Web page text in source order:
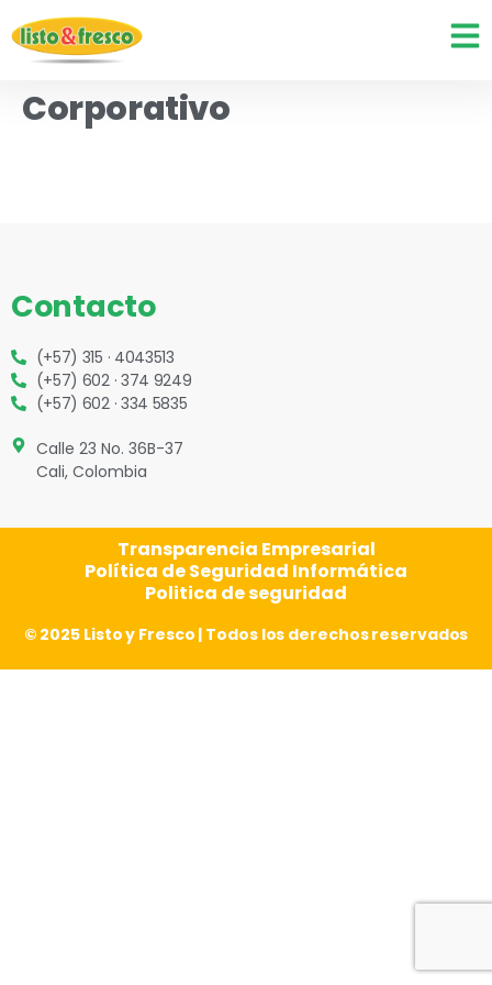
Corporativo
Contacto
(+57) 315 · 4043513
(+57) 602 · 374 9249
(+57) 602 · 334 5835
Calle 23 No. 36B-37
Cali, Colombia
Transparencia Empresarial
Política de Seguridad Informática
Politica de seguridad
© 2025 Listo y Fresco | Todos los derechos reservados